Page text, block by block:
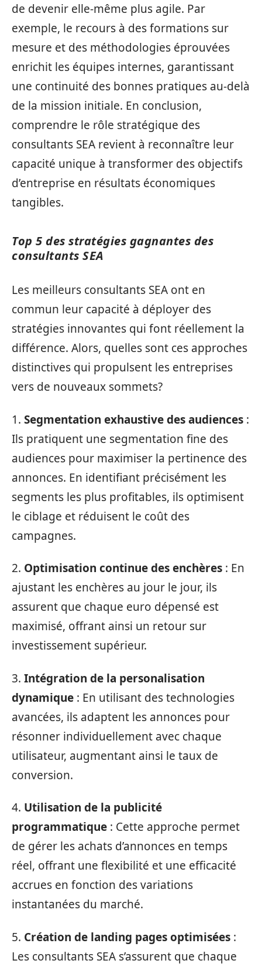
de devenir elle-même plus agile. Par
exemple, le recours à des formations sur
mesure et des méthodologies éprouvées
enrichit les équipes internes, garantissant
une continuité des bonnes pratiques au-delà
de la mission initiale. En conclusion,
comprendre le rôle stratégique des
consultants SEA revient à reconnaître leur
capacité unique à transformer des objectifs
d’entreprise en résultats économiques
tangibles.
Top 5 des stratégies gagnantes des
consultants SEA
Les meilleurs consultants SEA ont en
commun leur capacité à déployer des
stratégies innovantes qui font réellement la
différence. Alors, quelles sont ces approches
distinctives qui propulsent les entreprises
vers de nouveaux sommets?
1. Segmentation exhaustive des audiences :
Ils pratiquent une segmentation fine des
audiences pour maximiser la pertinence des
annonces. En identifiant précisément les
segments les plus profitables, ils optimisent
le ciblage et réduisent le coût des
campagnes.
2. Optimisation continue des enchères : En
ajustant les enchères au jour le jour, ils
assurent que chaque euro dépensé est
maximisé, offrant ainsi un retour sur
investissement supérieur.
3. Intégration de la personalisation
dynamique : En utilisant des technologies
avancées, ils adaptent les annonces pour
résonner individuellement avec chaque
utilisateur, augmentant ainsi le taux de
conversion.
4. Utilisation de la publicité
programmatique : Cette approche permet
de gérer les achats d’annonces en temps
réel, offrant une flexibilité et une efficacité
accrues en fonction des variations
instantanées du marché.
5. Création de landing pages optimisées :
Les consultants SEA s’assurent que chaque